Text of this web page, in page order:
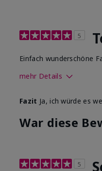
5
Einfach wunderschöne
mehr Details
Fazit Ja, ich würde es
War diese
5